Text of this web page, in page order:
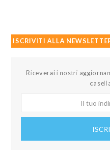
ISCRIVITI ALLA
Riceverai i nostri